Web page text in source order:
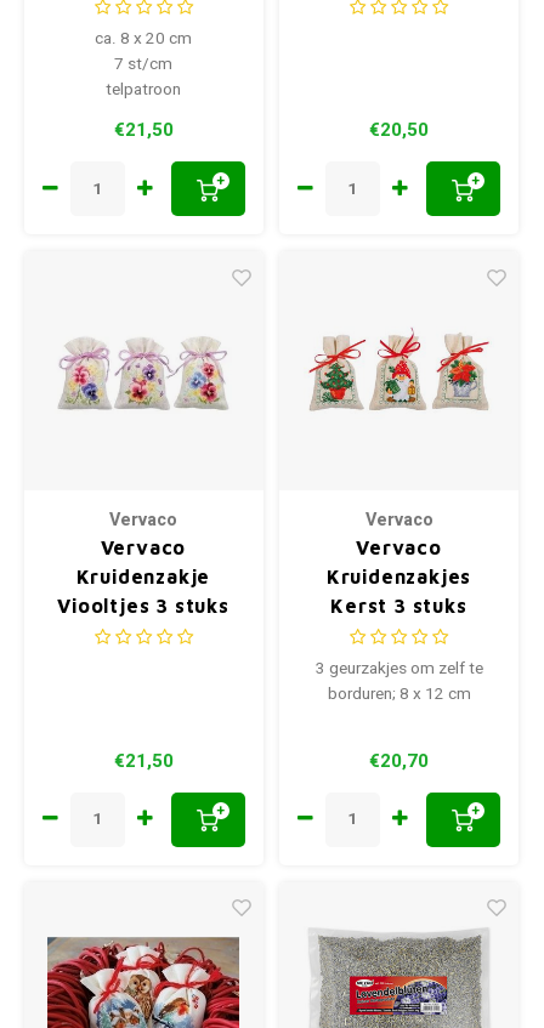
PN-0201687
ca. 8 x 20 cm
7 st/cm
telpatroon
€21,50
+
€20,50
+
Vervaco
Vervaco
Kruidenzakje
Viooltjes 3 stuks
0169374
€21,50
+
Vervaco
Vervaco
Kruidenzakjes
Kerst 3 stuks
0194764
3 geurzakjes om zelf te
borduren; 8 x 12 cm
€20,70
+